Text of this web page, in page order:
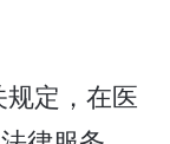
定，在医